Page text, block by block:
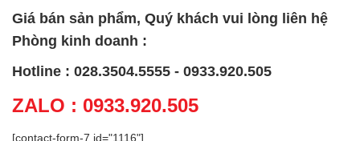
Giá bán sản phẩm, Quý khách vui lòng liên hệ
Phòng kinh doanh :
Hotline : 028.3504.5555 - 0933.920.505
ZALO : 0933.920.505
[contact-form-7 id="1116"]